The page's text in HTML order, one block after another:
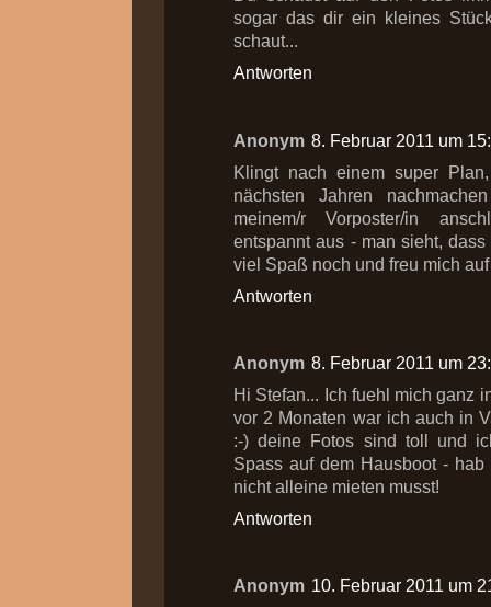
sogar das dir ein kleines
schaut...
Antworten
Anonym 8. Februar 2011 um
Klingt nach einem super
nächsten Jahren
meinem/r Vorposter/in
entspannt aus - man sieht,
viel Spaß noch und freu mich
Antworten
Anonym 8. Februar 2011 um
Hi Stefan... Ich fuehl mich ganz
vor 2 Monaten war ich auch in
:-) deine Fotos sind toll und
Spass auf dem Hausboot -
nicht alleine mieten musst!
Antworten
Anonym 10. Februar 2011 um